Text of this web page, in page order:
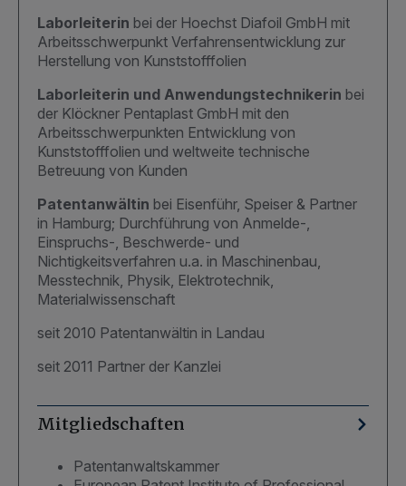
Laborleiterin bei der Hoechst Diafoil GmbH mit
Arbeitsschwerpunkt Verfahrensentwicklung zur
Herstellung von Kunststofffolien
Laborleiterin und Anwendungstechnikerin bei
der Klöckner Pentaplast GmbH mit den
Arbeitsschwerpunkten Entwicklung von
Kunststofffolien und weltweite technische
Betreuung von Kunden
Patentanwältin bei Eisenführ, Speiser & Partner
in Hamburg; Durchführung von Anmelde-,
Einspruchs-, Beschwerde- und
Nichtigkeitsverfahren u.a. in Maschinenbau,
Messtechnik, Physik, Elektrotechnik,
Materialwissenschaft
seit 2010 Patentanwältin in Landau
seit 2011 Partner der Kanzlei
Mitgliedschaften
Patentanwaltskammer